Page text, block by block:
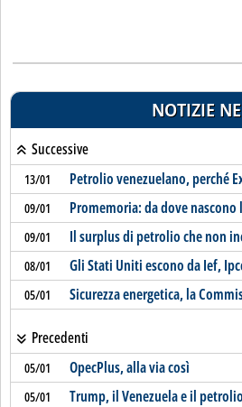
NOTIZIE
Successive
13/01 Petrolio venezuelano, perché
09/01 Promemoria: da dove
09/01 Il surplus di petrolio che non
08/01 Gli Stati Uniti escono da Ief,
05/01 Sicurezza energetica, la
Precedenti
05/01 OpecPlus, alla via così
05/01 Trump, il Venezuela e il petrolio